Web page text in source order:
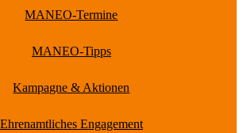
MANEO-Termine
MANEO-Tipps
Kampagne & Aktionen
Ehrenamtliches Engagement